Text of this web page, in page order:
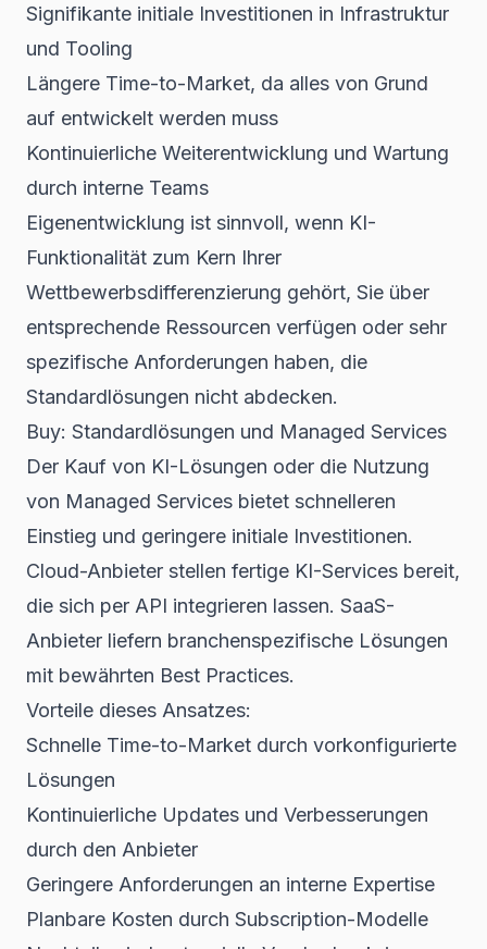
Signifikante initiale Investitionen in Infrastruktur
und Tooling
Längere Time-to-Market, da alles von Grund
auf entwickelt werden muss
Kontinuierliche Weiterentwicklung und Wartung
durch interne Teams
Eigenentwicklung ist sinnvoll, wenn KI-
Funktionalität zum Kern Ihrer
Wettbewerbsdifferenzierung gehört, Sie über
entsprechende Ressourcen verfügen oder sehr
spezifische Anforderungen haben, die
Standardlösungen nicht abdecken.
Buy: Standardlösungen und Managed Services
Der Kauf von KI-Lösungen oder die Nutzung
von Managed Services bietet schnelleren
Einstieg und geringere initiale Investitionen.
Cloud-Anbieter stellen fertige KI-Services bereit,
die sich per API integrieren lassen. SaaS-
Anbieter liefern branchenspezifische Lösungen
mit bewährten Best Practices.
Vorteile dieses Ansatzes:
Schnelle Time-to-Market durch vorkonfigurierte
Lösungen
Kontinuierliche Updates und Verbesserungen
durch den Anbieter
Geringere Anforderungen an interne Expertise
Planbare Kosten durch Subscription-Modelle